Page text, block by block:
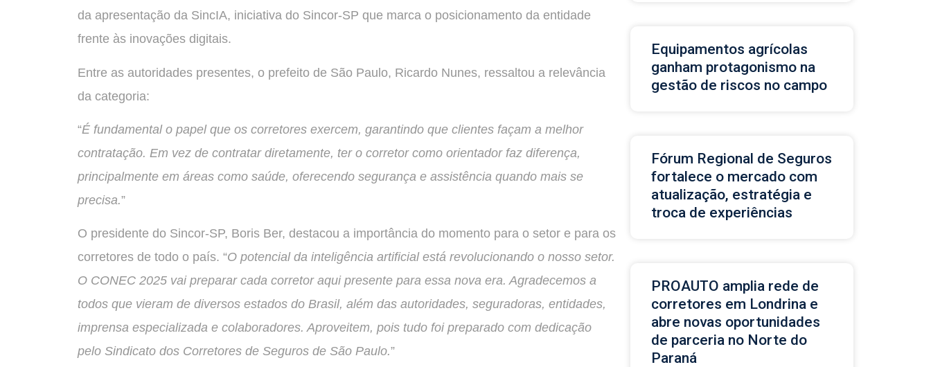
da apresentação da SincIA, iniciativa do Sincor-SP que marca o posicionamento da entidade
frente às inovações digitais.
Entre as autoridades presentes, o prefeito de São Paulo, Ricardo Nunes, ressaltou a relevância
da categoria:
“É fundamental o papel que os corretores exercem, garantindo que clientes façam a melhor
contratação. Em vez de contratar diretamente, ter o corretor como orientador faz diferença,
principalmente em áreas como saúde, oferecendo segurança e assistência quando mais se
precisa.”
O presidente do Sincor-SP, Boris Ber, destacou a importância do momento para o setor e para os
corretores de todo o país. “O potencial da inteligência artificial está revolucionando o nosso setor.
O CONEC 2025 vai preparar cada corretor aqui presente para essa nova era. Agradecemos a
todos que vieram de diversos estados do Brasil, além das autoridades, seguradoras, entidades,
imprensa especializada e colaboradores. Aproveitem, pois tudo foi preparado com dedicação
pelo Sindicato dos Corretores de Seguros de São Paulo.”
Equipamentos agrícolas
ganham protagonismo na
gestão de riscos no campo
Fórum Regional de Seguros
fortalece o mercado com
atualização, estratégia e
troca de experiências
PROAUTO amplia rede de
corretores em Londrina e
abre novas oportunidades
de parceria no Norte do
Paraná